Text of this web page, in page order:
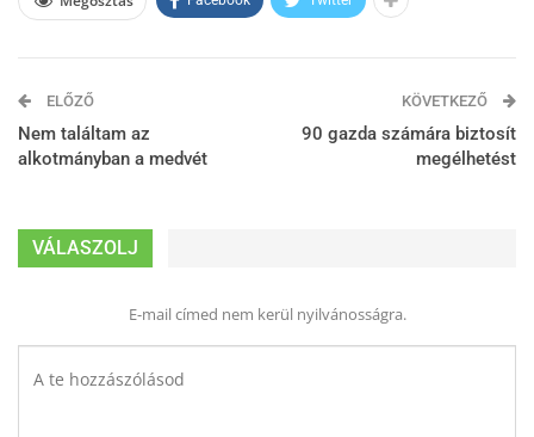
ELŐZŐ
Nem találtam az
alkotmányban a medvét
KÖVETKEZŐ
90 gazda számára biztosít
megélhetést
VÁLASZOLJ
E-mail címed nem kerül nyilvánosságra.